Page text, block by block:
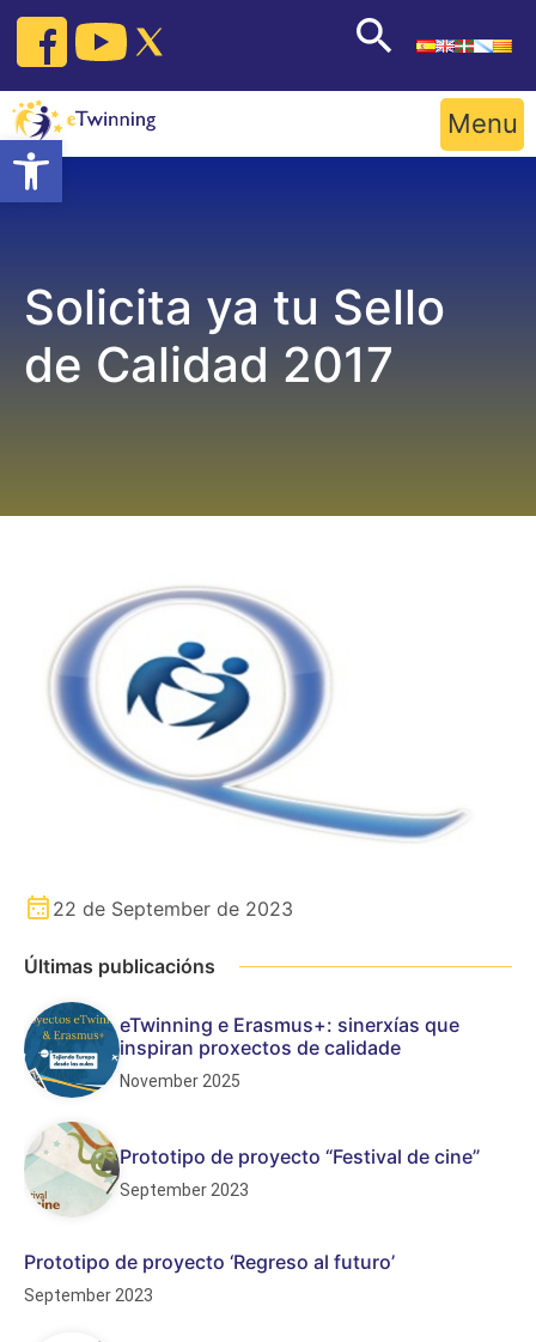
Open toolbar
Skip
content
Menu
Solicita ya tu Sello
de Calidad 2017
22 de September de 2023
Últimas publicacións
eTwinning e Erasmus+: sinerxías que
inspiran proxectos de calidade
November 2025
Prototipo de proyecto “Festival de cine”
September 2023
Prototipo de proyecto ‘Regreso al futuro’
September 2023